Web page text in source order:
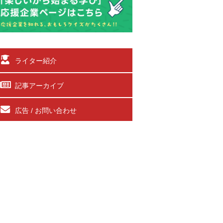
ライター紹介
記事アーカイブ
広告 / お問い合わせ